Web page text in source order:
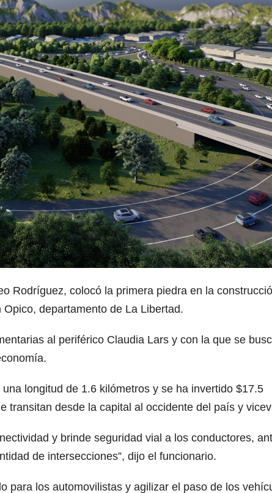
Rodríguez, colocó la primera piedra en la
departamento de La Libertad.
al periférico Claudia Lars y con la que se
longitud de 1.6 kilómetros y se ha invertido $17.5
transitan desde la capital al occidente del país y
y brinde seguridad vial a los conductores,
de intersecciones”, dijo el funcionario.
para los automovilistas y agilizar el paso de los